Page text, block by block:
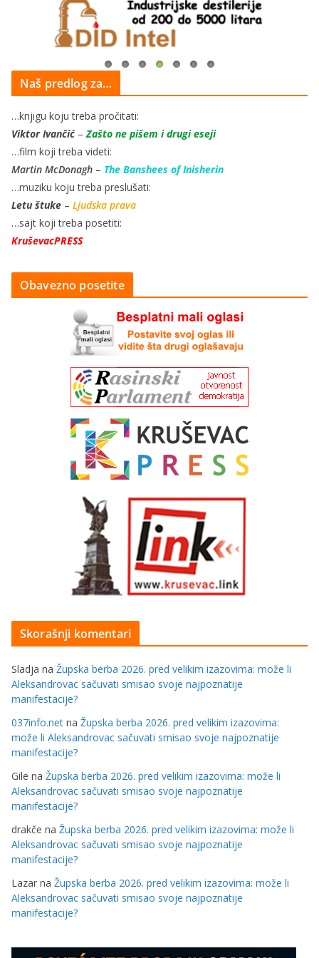
Naš predlog za…
…knjigu koju treba pročitati:
Viktor Ivančić–Zašto ne pišem i drugi eseji
…film koji treba videti:
Martin McDonagh – The Banshees of Inisherin
…muziku koju treba preslušati:
Letu štuke – Ljudska prava
…sajt koji treba posetiti:
KruševacPRESS
Obavezno posetite
Skorašnji komentari
Sladja na Župska berba 2026. pred velikim izazovima: može li
Aleksandrovac sačuvati smisao svoje najpoznatije
manifestacije?
037info.net na Župska berba 2026. pred velikim izazovima:
može li Aleksandrovac sačuvati smisao svoje najpoznatije
manifestacije?
Gile na Župska berba 2026. pred velikim izazovima: može li
Aleksandrovac sačuvati smisao svoje najpoznatije
manifestacije?
drakče na Župska berba 2026. pred velikim izazovima: može li
Aleksandrovac sačuvati smisao svoje najpoznatije
manifestacije?
Lazar na Župska berba 2026. pred velikim izazovima: može li
Aleksandrovac sačuvati smisao svoje najpoznatije
manifestacije?